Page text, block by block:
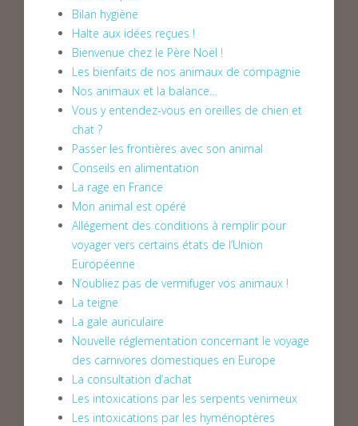
Bilan hygiène
Halte aux idées reçues !
Bienvenue chez le Père Noël !
Les bienfaits de nos animaux de compagnie
Nos animaux et la balance…
Vous y entendez-vous en oreilles de chien et
chat ?
Passer les frontières avec son animal
Conseils en alimentation
La rage en France
Mon animal est opéré
Allégement des conditions à remplir pour
voyager vers certains états de l’Union
Européenne
N’oubliez pas de vermifuger vos animaux !
La teigne
La gale auriculaire
Nouvelle réglementation concernant le voyage
des carnivores domestiques en Europe
La consultation d’achat
Les intoxications par les serpents venimeux
Les intoxications par les hyménoptères